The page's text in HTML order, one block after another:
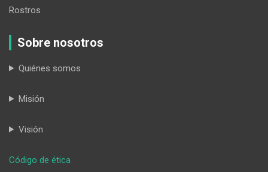
Rostros
Sobre nosotros
Quiénes somos
Misión
Visión
Código de ética